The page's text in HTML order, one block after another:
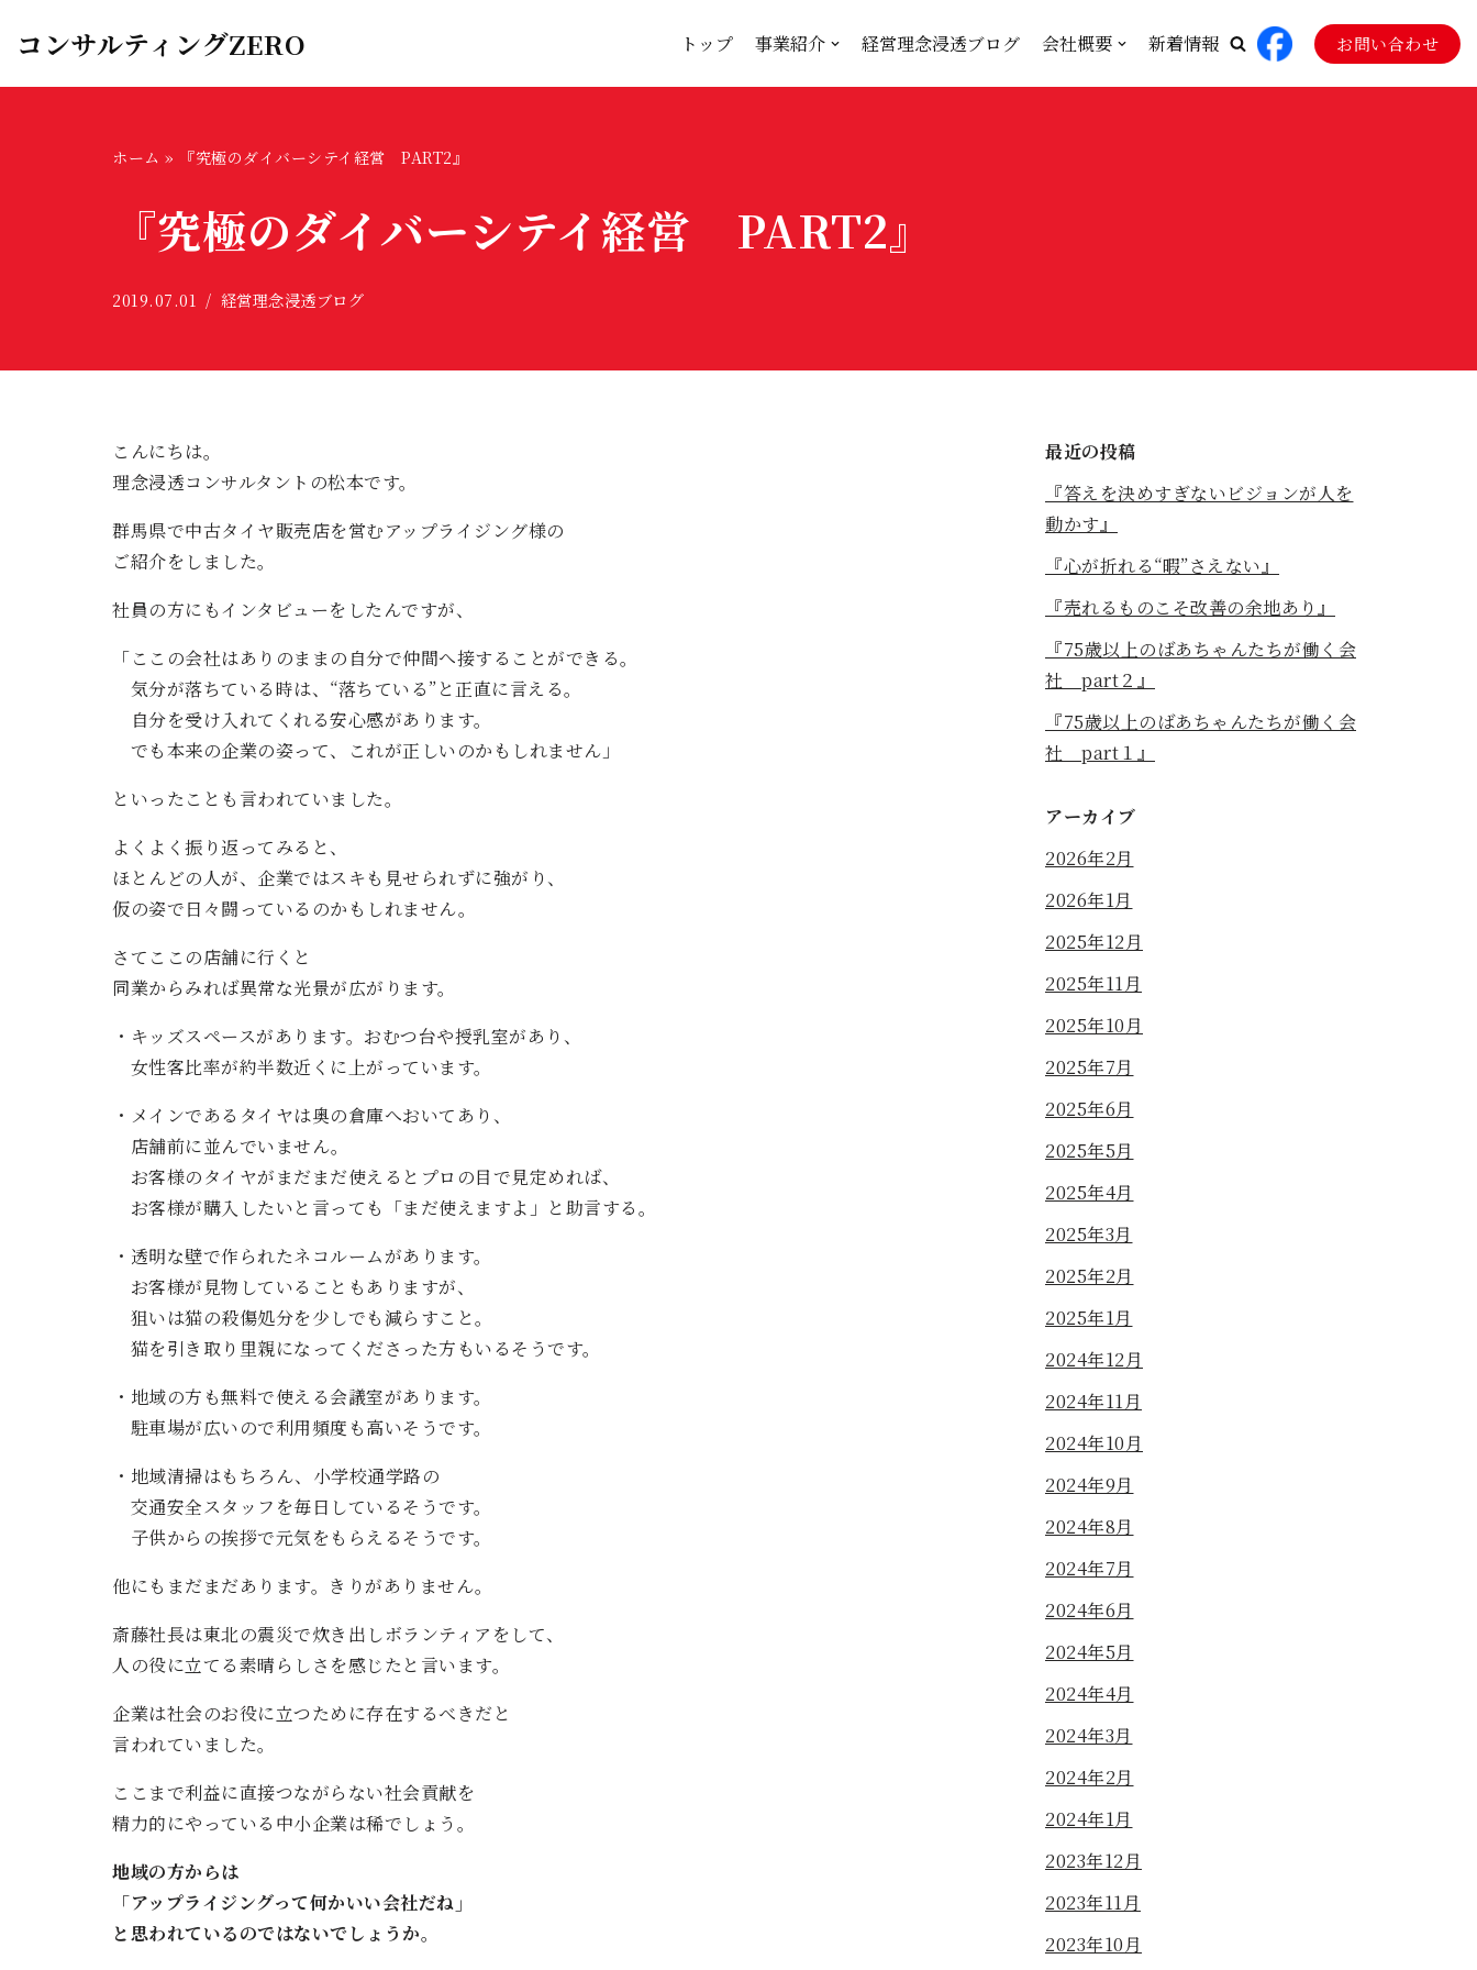
コ
ン
コンサルティングZERO トップ 事業紹介 経営理念浸透ブログ 会社概要 新着情報 お問い合わせ
ホーム » 『究極のダイバーシテイ経営 PART2』
『究極のダイバーシテイ経営 PART2』
2019.07.01 経営理念浸透ブログ
こんにちは。
理念浸透コンサルタントの松本です。
群馬県で中古タイヤ販売店を営むアップライジング様の
ご紹介をしました。
社員の方にもインタビューをしたんですが、
「ここの会社はありのままの自分で仲間へ接することができる。
気分が落ちている時は、“落ちている”と正直に言える。
自分を受け入れてくれる安心感があります。
でも本来の企業の姿って、これが正しいのかもしれません」
といったことも言われていました。
よくよく振り返ってみると、
ほとんどの人が、企業ではスキも見せられずに強がり、
仮の姿で日々闘っているのかもしれません。
さてここの店舗に行くと
同業からみれば異常な光景が広がります。
・キッズスペースがあります。おむつ台や授乳室があり、
女性客比率が約半数近くに上がっています。
・メインであるタイヤは奥の倉庫へおいてあり、
店舗前に並んでいません。
お客様のタイヤがまだまだ使えるとプロの目で見定めれば、
お客様が購入したいと言っても「まだ使えますよ」と助言する。
・透明な壁で作られたネコルームがあります。
お客様が見物していることもありますが、
狙いは猫の殺傷処分を少しでも減らすこと。
猫を引き取り里親になってくださった方もいるそうです。
・地域の方も無料で使える会議室があります。
駐車場が広いので利用頻度も高いそうです。
・地域清掃はもちろん、小学校通学路の
交通安全スタッフを毎日しているそうです。
子供からの挨拶で元気をもらえるそうです。
他にもまだまだあります。きりがありません。
斎藤社長は東北の震災で炊き出しボランティアをして、
人の役に立てる素晴らしさを感じたと言います。
企業は社会のお役に立つために存在するべきだと
言われていました。
ここまで利益に直接つながらない社会貢献を
精力的にやっている中小企業は稀でしょう。
地域の方からは
「アップライジングって何かいい会社だね」
と思われているのではないでしょうか。
最近の投稿
『答えを決めすぎないビジョンが人を
動かす』
『心が折れる“暇”さえない』
『売れるものこそ改善の余地あり』
『75歳以上のばあちゃんたちが働く会
社 part２』
『75歳以上のばあちゃんたちが働く会
社 part１』
アーカイブ
2026年2月
2026年1月
2025年12月
2025年11月
2025年10月
2025年7月
2025年6月
2025年5月
2025年4月
2025年3月
2025年2月
2025年1月
2024年12月
2024年11月
2024年10月
2024年9月
2024年8月
2024年7月
2024年6月
2024年5月
2024年4月
2024年3月
2024年2月
2024年1月
2023年12月
2023年11月
2023年10月